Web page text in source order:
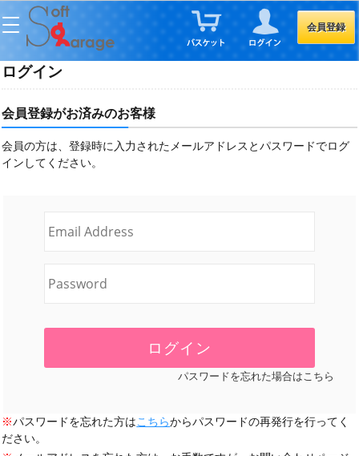
会員登録
ログイン
会員登録がお済みのお客様
会員の方は、登録時に入力されたメールアドレスとパスワードでログ
インしてください。
パスワードを忘れた場合はこちら
※パスワードを忘れた方はこちらからパスワードの再発行を行ってく
ださい。